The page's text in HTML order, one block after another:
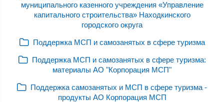
муниципального казенного учреждения «Управление
капитального строительства» Находкинского
городского округа
Поддержка МСП и самозанятых в сфере туризма
Поддержка МСП и самозанятых в сфере туризма:
материалы АО "Корпорация МСП"
Поддержка самозанятых и МСП в сфере туризма -
продукты АО Корпорация МСП